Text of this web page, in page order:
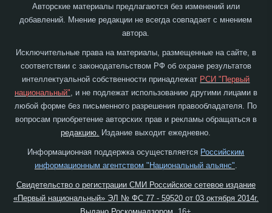
Авторские материалы предлагаются без изменений или
добавлений. Мнение редакции не всегда совпадает с мнением
автора.
Исключительные права на материалы, размещенные на сайте, в
соответствии с законодательством РФ об охране результатов
интеллектуальной собственности принадлежат РСИ "Первый
национальный", и не подлежат использованию другими лицами в
любой форме без письменного разрешения правообладателя. По
вопросам приобретение авторских прав и рекламы обращаться в
редакцию. Издание выходит ежедневно.
Информационная поддержка осуществляется Российским
информационным агентством "Национальный альянс"
Свидетельство о регистрации СМИ Российское сетевое издание
«Первый национальный» ЭЛ № ФС 77 - 59520 от 03 октября 2014г.